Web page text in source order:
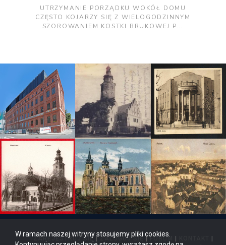
UTRZYMANIE PORZĄDKU WOKÓŁ DOMU
CZĘSTO KOJARZY SIĘ Z WIELOGODZINNYM
SZOROWANIEM KOSTKI BRUKOWEJ P...
ZAREJESTRUJ SIĘ | ZALOGUJ SIĘ |FORUM
W ramach naszej witryny stosujemy pliki cookies.